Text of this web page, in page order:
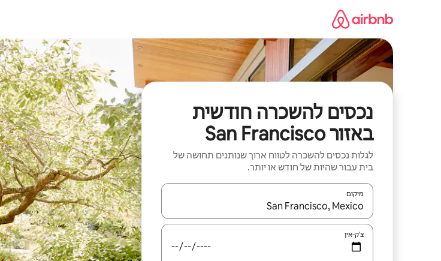
נכסים להשכרה חודשית
באזור San Francisco
לגלות נכסים להשכרה לטווח ארוך שנותנים תחושה של
בית עבור שהיות של חודש או יותר.
מיקום
כאשר התוצאות יהיו זמינות, יש לנווט עם מקשי החיצים למעלה ולמטה או לעיין בעזרת תנועות מגע או החלקה.
צ'ק-אין